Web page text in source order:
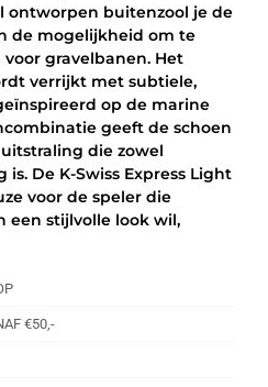
ontworpen buitenzool je de
de mogelijkheid om te
gravelbanen. Het
verrijkt met subtiele,
op de marine
geeft de schoen
die zowel
De K-Swiss Express Light
voor de speler die
een stijlvolle look wil,
€50,-